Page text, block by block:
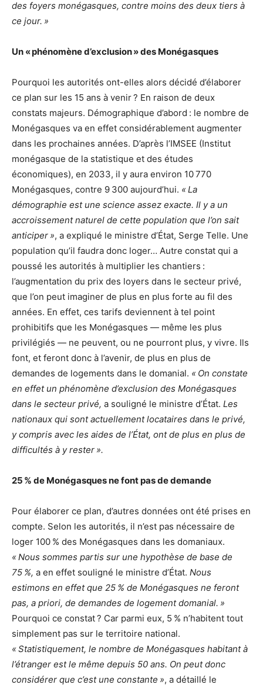
des foyers monégasques, contre moins des deux tiers à
ce jour. »
Un « phénomène d’exclusion »des Monégasques
Pourquoi les autorités ont-elles alors décidé d’élaborer
ce plan sur les 15 ans à venir ? En raison de deux
constats majeurs. Démographique d’abord : le nombre de
Monégasques va en effet considérablement augmenter
dans les prochaines années. D’après l’IMSEE (Institut
monégasque de la statistique et des études
économiques), en 2033, il y aura environ 10 770
Monégasques, contre 9 300 aujourd’hui. « La
démographie est une science assez exacte. Il y a un
accroissement naturel de cette population que l’on sait
anticiper », a expliqué le ministre d’État, Serge Telle. Une
population qu’il faudra donc loger… Autre constat qui a
poussé les autorités à multiplier les chantiers :
l’augmentation du prix des loyers dans le secteur privé,
que l’on peut imaginer de plus en plus forte au fil des
années. En effet, ces tarifs deviennent à tel point
prohibitifs que les Monégasques — même les plus
privilégiés — ne peuvent, ou ne pourront plus, y vivre. Ils
font, et feront donc à l’avenir, de plus en plus de
demandes de logements dans le domanial. « On constate
en effet un phénomène d’exclusion des Monégasques
dans le secteur privé, a souligné le ministre d’État. Les
nationaux qui sont actuellement locataires dans le privé,
y compris avec les aides de l’État, ont de plus en plus de
difficultés à y rester ».
25 % de Monégasquesne font pas de demande
Pour élaborer ce plan, d’autres données ont été prises en
compte. Selon les autorités, il n’est pas nécessaire de
loger 100 % des Monégasques dans les domaniaux.
« Nous sommes partis sur une hypothèse de base de
75 %, a en effet souligné le ministre d’État. Nous
estimons en effet que 25 % de Monégasques ne feront
pas, a priori, de demandes de logement domanial. »
Pourquoi ce constat ? Car parmi eux, 5 % n’habitent tout
simplement pas sur le territoire national.
« Statistiquement, le nombre de Monégasques habitant à
l’étranger est le même depuis 50 ans. On peut donc
considérer que c’est une constante », a détaillé le